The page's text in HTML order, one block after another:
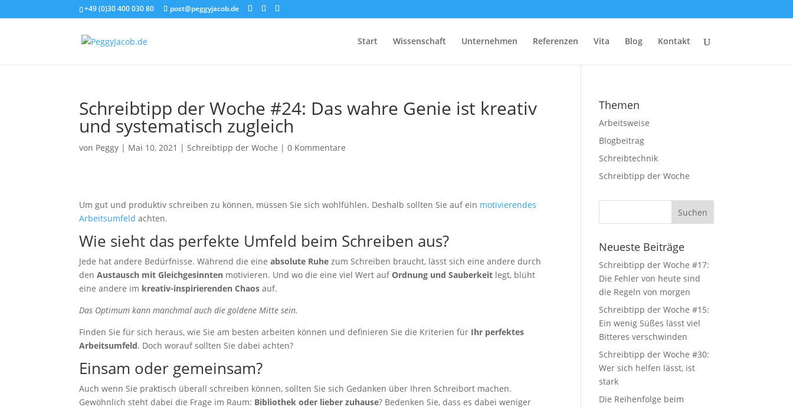
+49 (0)30 400 030 80 post@peggyjacob.de
Start Wissenschaft Unternehmen Referenzen Vita Blog Kontakt
Schreibtipp der Woche #24: Das wahre Genie ist kreativ
und systematisch zugleich
von Peggy | Mai 10, 2021 |Schreibtipp der Woche |0 Kommentare
Um gut und produktiv schreiben zu können, müssen Sie sich wohlfühlen. Deshalb sollten Sie auf ein motivierendes
Arbeitsumfeld achten.
Wie sieht das perfekte Umfeld beim Schreiben aus?
Jede hat andere Bedürfnisse. Während die eineabsolute Ruhe zum Schreiben braucht, lässt sich eine andere durch
denAustausch mit Gleichgesinnten motivieren. Und wo die eine viel Wert aufOrdnung und Sauberkeit legt, blüht
eine andere im kreativ-inspirierenden Chaos auf.
Das Optimum kann manchmal auch die goldene Mitte sein.
Finden Sie für sich heraus, wie Sie am besten arbeiten können und definieren Sie die Kriterien für Ihr perfektes
Arbeitsumfeld. Doch worauf sollten Sie dabei achten?
Einsam oder gemeinsam?
Auch wenn Sie praktisch überall schreiben können, sollten Sie sich Gedanken über Ihren Schreibort machen.
Gewöhnlich steht dabei die Frage im Raum: Bibliothek oder lieber zuhause? Bedenken Sie, dass es dabei weniger
Themen
Arbeitsweise
Blogbeitrag
Schreibtechnik
Schreibtipp der Woche
Neueste Beiträge
Schreibtipp der Woche #17:
Die Fehler von heute sind
die Regeln von morgen
Schreibtipp der Woche #15:
Ein wenig Süßes lässt viel
Bitteres verschwinden
Schreibtipp der Woche #30:
Wer sich helfen lässt, ist
stark
Die Reihenfolge beim